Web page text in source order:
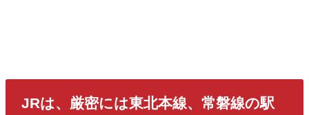
JRは、厳密には東北本線、常磐線の駅